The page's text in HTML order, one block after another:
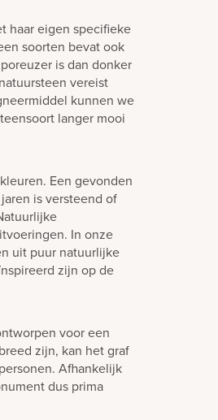
haar eigen specifieke
soorten bevat ook
is dan donker
vereist
kunnen we
langer mooi
Een gevonden
is versteend of
In onze
uit puur natuurlijke
zijn op de
voor een
zijn, kan het graf
Afhankelijk
dus prima